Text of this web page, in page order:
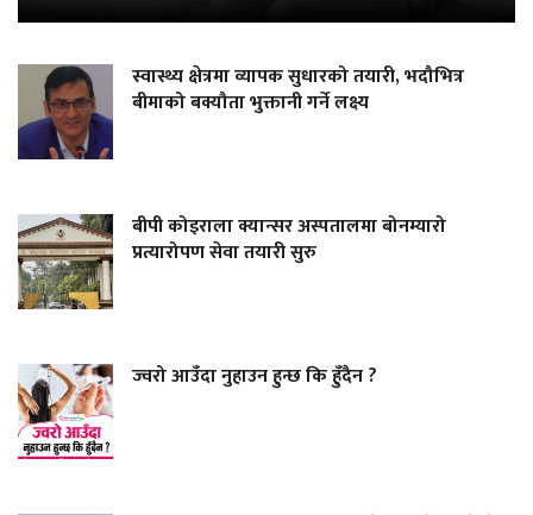
स्वास्थ्य क्षेत्रमा व्यापक सुधारको तयारी, भदौभित्र
बीमाको बक्यौता भुक्तानी गर्ने लक्ष्य
बीपी कोइराला क्यान्सर अस्पतालमा बोनम्यारो
प्रत्यारोपण सेवा तयारी सुरु
ज्वरो आउँदा नुहाउन हुन्छ कि हुँदैन ?